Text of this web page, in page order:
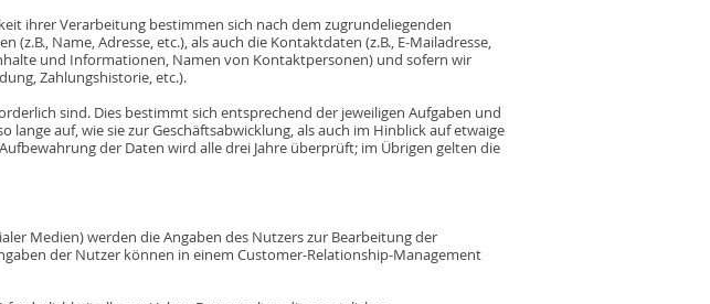
ihrer Verarbeitung bestimmen sich nach dem zugrundeliegenden
Name, Adresse, etc.), als auch die Kontaktdaten (z.B., E-Mailadresse,
und Informationen, Namen von Kontaktpersonen) und sofern wir
Zahlungshistorie, etc.).
sind. Dies bestimmt sich entsprechend der jeweiligen Aufgaben und
auf, wie sie zur Geschäftsabwicklung, als auch im Hinblick auf etwaige
der Daten wird alle drei Jahre überprüft; im Übrigen gelten die
Medien) werden die Angaben des Nutzers zur Bearbeitung der
der Nutzer können in einem Customer-Relationship-Management